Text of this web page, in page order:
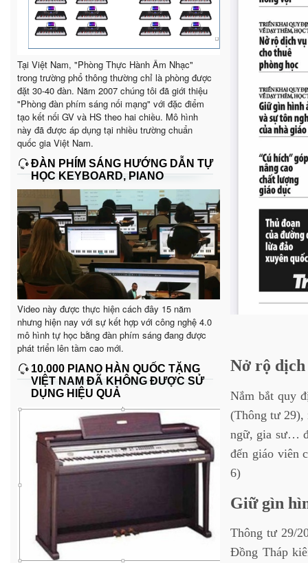
Tại Việt Nam, "Phòng Thực Hành Âm Nhạc"
trong trường phổ thông thường chỉ là phòng được
đặt 30-40 đàn. Năm 2007 chúng tôi đã giới thiệu
"Phòng đàn phím sáng nối mạng" với đặc điểm
tạo kết nối GV và HS theo hai chiều. Mô hình
này đã được áp dụng tại nhiều trường chuẩn
quốc gia Việt Nam.
ĐÀN PHÍM SÁNG HƯỚNG DẪN TỰ
HỌC KEYBOARD, PIANO
Video này được thực hiện cách đây 15 năm
nhưng hiện nay với sự kết hợp với công nghệ 4.0
mô hình tự học bằng đàn phím sáng đang được
phát triển lên tầm cao mới.
10.000 PIANO HÀN QUỐC TẶNG
VIỆT NAM ĐÃ KHÔNG ĐƯỢC SỬ
DỤNG HIỆU QUẢ
Nở rộ
Nắm bắt quy
(Thông tư 29),
ngữ, gia sư…
đến giáo viên
6)
Giữ gìn
Thông tư 29/
Đồng Tháp